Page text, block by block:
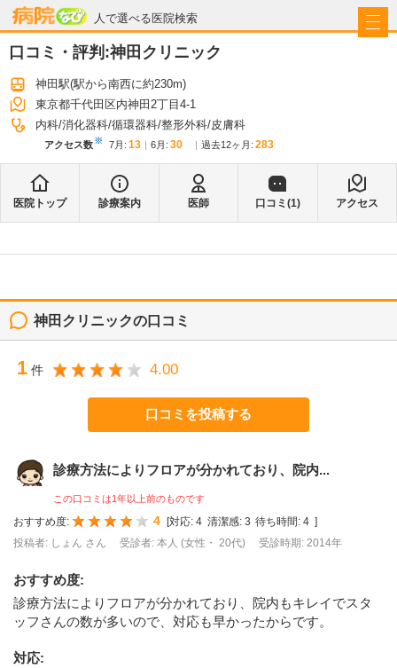
人で選べる医院検索
病院なび
口コミ・評判:神田クリニック
神田駅(駅から南西に約230m)
東京都千代田区内神田2丁目4-1
内科 消化器科 循環器科 整形外科 皮膚科
アクセス数※ 7月 : 13 6月 : 30 過去12ヶ月: 283
医院トップ 診療案内 医師 口コミ(1) アクセス
神田クリニックの口コミ
1 件 4.00
口コミを投稿する
診療方法によりフロアが分かれており、院内...
この口コミは1年以上前のものです
おすすめ度: 4 [対応: 4 清潔感: 3 待ち時間: 4 ]
投稿者: しょん さん
受診者: 本人 (女性・ 20代) 受診時期: 2014年
おすすめ度:
診療方法によりフロアが分かれており、院内もキレイでスタ
ッフさんの数が多いので、対応も早かったからです。
対応: